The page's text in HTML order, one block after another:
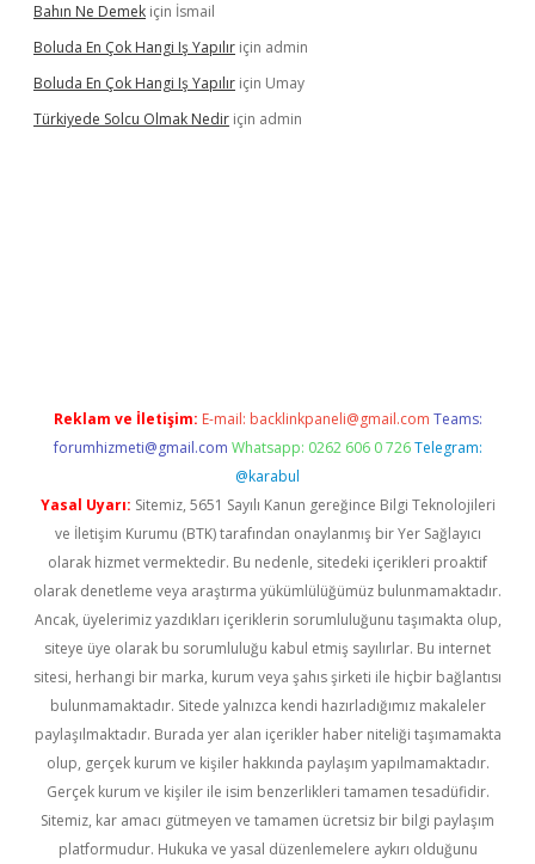
Bahın Ne Demek için İsmail
Boluda En Çok Hangi Iş Yapılır için admin
Boluda En Çok Hangi Iş Yapılır için Umay
Türkiyede Solcu Olmak Nedir için admin
Reklam ve İletişim: E-mail: backlinkpaneli@gmail.com Teams:
forumhizmeti@gmail.com Whatsapp: 0262 606 0 726 Telegram:
@karabul
Yasal Uyarı: Sitemiz, 5651 Sayılı Kanun gereğince Bilgi Teknolojileri
ve İletişim Kurumu (BTK) tarafından onaylanmış bir Yer Sağlayıcı
olarak hizmet vermektedir. Bu nedenle, sitedeki içerikleri proaktif
olarak denetleme veya araştırma yükümlülüğümüz bulunmamaktadır.
Ancak, üyelerimiz yazdıkları içeriklerin sorumluluğunu taşımakta olup,
siteye üye olarak bu sorumluluğu kabul etmiş sayılırlar. Bu internet
sitesi, herhangi bir marka, kurum veya şahıs şirketi ile hiçbir bağlantısı
bulunmamaktadır. Sitede yalnızca kendi hazırladığımız makaleler
paylaşılmaktadır. Burada yer alan içerikler haber niteliği taşımamakta
olup, gerçek kurum ve kişiler hakkında paylaşım yapılmamaktadır.
Gerçek kurum ve kişiler ile isim benzerlikleri tamamen tesadüfidir.
Sitemiz, kar amacı gütmeyen ve tamamen ücretsiz bir bilgi paylaşım
platformudur. Hukuka ve yasal düzenlemelere aykırı olduğunu